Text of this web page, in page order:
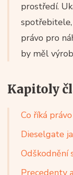
prostředí.
spotřebitele,
právo pro
by měl
Kapitoly
Co říká právo
Dieselgate
Odškodnění
Precedenty